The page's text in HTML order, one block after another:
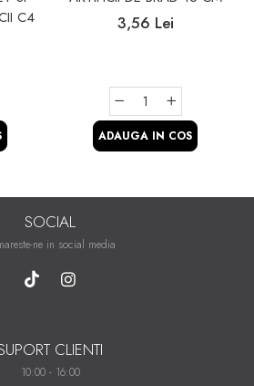
C4
3,56 Lei
ADAUGA IN COS
SOCIAL
ne in social media
CLIENTI
10:00 - 16:00